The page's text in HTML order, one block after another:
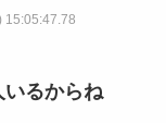
15:05:47.78
るからね